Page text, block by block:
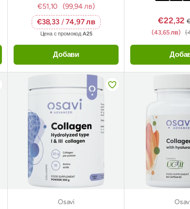
€51,10
(99,94 лв)
€38,33 /74,97 лв
Цена с промокод A25
Добави
€22,32
(43,65 лв)
Osavi